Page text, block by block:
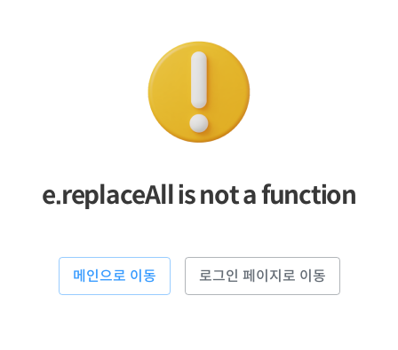
e.replaceAll is not a function
메인으로 이동 로그인 페이지로 이동